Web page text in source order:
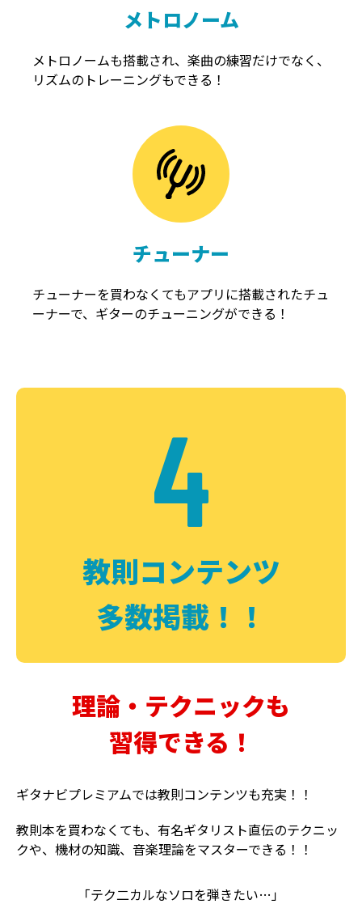
メトロノーム
メトロノームも搭載され、楽曲の練習だけでなく、
リズムのトレーニングもできる！
チューナー
チューナーを買わなくてもアプリに搭載されたチュ
ーナーで、ギターのチューニングができる！
4
教則コンテンツ
多数掲載！！
理論・テクニックも
習得できる！
ギタナビプレミアムでは教則コンテンツも充実！！
教則本を買わなくても、有名ギタリスト直伝のテクニッ
クや、機材の知識、音楽理論をマスターできる！！
「テク二カルなソロを弾きたい…」